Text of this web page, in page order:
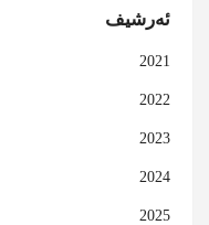
ئەرشیف
2021
2022
2023
2024
2025